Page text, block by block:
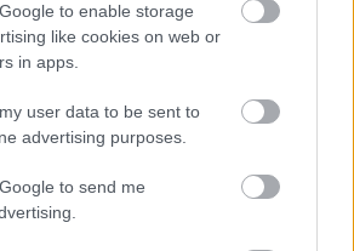
to enable storage
like cookies on web or
in apps.
user data to be sent to
advertising purposes.
to send me
versenyét a nyári szünet után,
a horvát Kumrovec Rallyn